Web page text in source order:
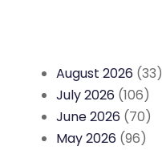
August 2026 (33)
July 2026 (106)
June 2026 (70)
May 2026 (96)